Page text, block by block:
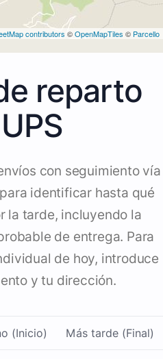
contributors ©OpenMapTiles © Parcello
reparto
con seguimiento vía
identificar hasta qué
la tarde, incluyendo la
de entrega. Para
de hoy, introduce
y tu dirección.
(Inicio) Más tarde (Final)